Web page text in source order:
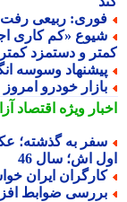
ربیعی رفت،
«کم کاری
و دستمزد کمتر
وسوسه انگیز
خودرو امروز 18 مرداد چه تغییری کرد؟ +جدول
ویژهاقتصاد آزاد
به گذشته؛
اش؛ سال 46
ایران
ضوابط افزایش